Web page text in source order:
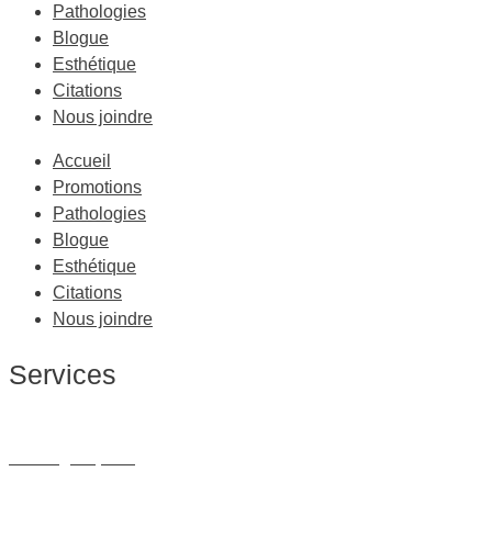
Pathologies
Blogue
Esthétique
Citations
Nous joindre
Accueil
Promotions
Pathologies
Blogue
Esthétique
Citations
Nous joindre
Services